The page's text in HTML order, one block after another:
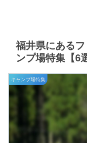
福井県にある
ンプ場特集【6
キャンプ場特集